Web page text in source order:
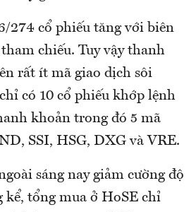
274 cổ phiếu tăng với biên
chiếu. Tuy vậy thanh
rất ít mã giao dịch sôi
có 10 cổ phiếu khớp lệnh
khoản trong đó 5 mã
SSI, HSG, DXG và VRE.
sáng nay giảm cường độ
kể, tổng mua ở HoSE chỉ